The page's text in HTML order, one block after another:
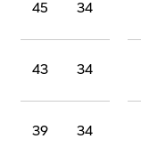
34
45
34
43
34
39